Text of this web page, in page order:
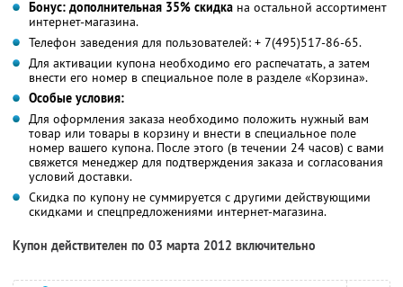
Бонус: дополнительная 35% скидка на остальной ассортимент
интернет-магазина.
Телефон заведения для пользователей: + 7(495)517-86-65.
Для активации купона необходимо его распечатать, а затем
внести его номер в специальное поле в разделе «Корзина».
Особые условия:
Для оформления заказа необходимо положить нужный вам
товар или товары в корзину и внести в специальное поле
номер вашего купона. После этого (в течении 24 часов) с вами
свяжется менеджер для подтверждения заказа и согласования
условий доставки.
Скидка по купону не суммируется с другими действующими
скидками и спецпредложениями интернет-магазина.
Купон действителен по 03 марта 2012 включительно